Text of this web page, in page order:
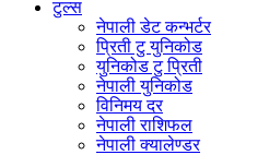
टुल्स
नेपाली डेट कन्भर्टर
प्रिती टु युनिकोड
युनिकोड टु प्रिती
नेपाली युनिकोड
विनिमय दर
नेपाली राशिफल
नेपाली क्यालेण्डर